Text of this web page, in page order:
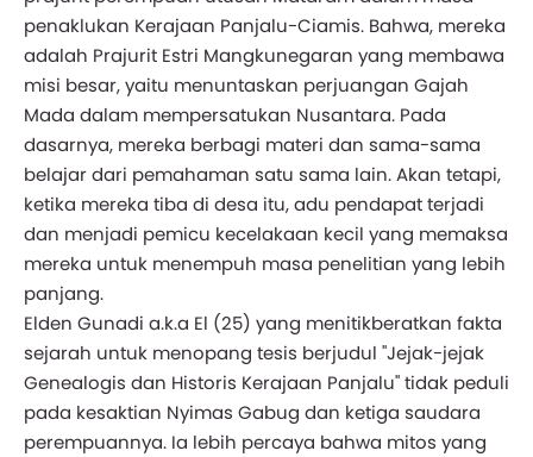
penaklukan Kerajaan Panjalu-Ciamis. Bahwa, mereka
adalah Prajurit Estri Mangkunegaran yang membawa
misi besar, yaitu menuntaskan perjuangan Gajah
Mada dalam mempersatukan Nusantara. Pada
dasarnya, mereka berbagi materi dan sama-sama
belajar dari pemahaman satu sama lain. Akan tetapi,
ketika mereka tiba di desa itu, adu pendapat terjadi
dan menjadi pemicu kecelakaan kecil yang memaksa
mereka untuk menempuh masa penelitian yang lebih
panjang.
Elden Gunadi a.k.a El (25) yang menitikberatkan fakta
sejarah untuk menopang tesis berjudul "Jejak-jejak
Genealogis dan Historis Kerajaan Panjalu" tidak peduli
pada kesaktian Nyimas Gabug dan ketiga saudara
perempuannya. Ia lebih percaya bahwa mitos yang